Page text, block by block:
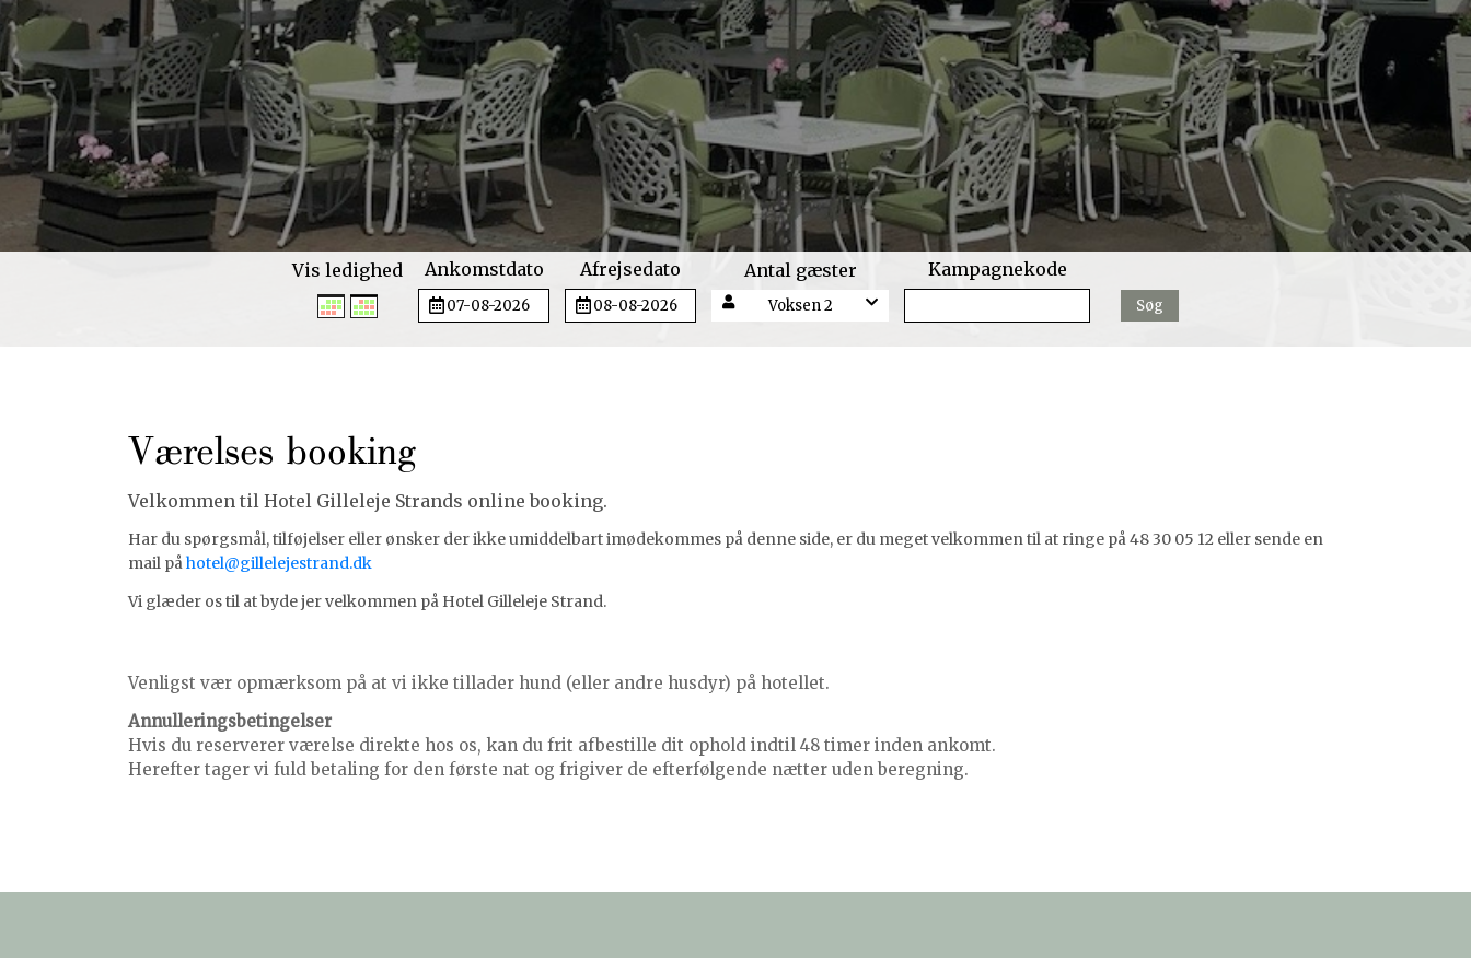
Vis ledighed Ankomstdato Afrejsedato Antal gæster
Voksen 2
Kampagnekode
Søg
Værelses booking
Velkommen til Hotel Gilleleje Strands online booking.
Har du spørgsmål, tilføjelser eller ønsker der ikke umiddelbart imødekommes på denne side, er du meget velkommen til at ringe på 48 30 05 12 eller sende en
mail på hotel@gillelejestrand.dk
Vi glæder os til at byde jer velkommen på Hotel Gilleleje Strand.
Venligst vær opmærksom på at vi ikke tillader hund (eller andre husdyr) på hotellet.
Annulleringsbetingelser
Hvis du reserverer værelse direkte hos os, kan du frit afbestille dit ophold indtil 48 timer inden ankomt.
Herefter tager vi fuld betaling for den første nat og frigiver de efterfølgende nætter uden beregning.